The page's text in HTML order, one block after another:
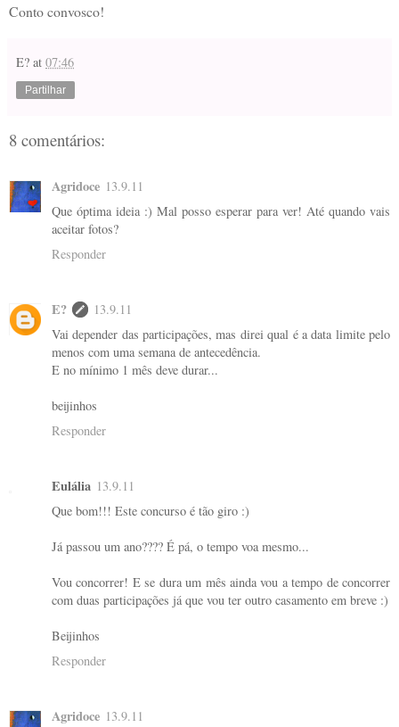
Conto convosco!
E? at 07:46
Partilhar
8 comentários:
Agridoce 13.9.11
Que óptima ideia :) Mal posso esperar para ver! Até quando vais
aceitar fotos?
Responder
E?
13.9.11
Vai depender das participações, mas direi qual é a data limite pelo
menos com uma semana de antecedência.
E no mínimo 1 mês deve durar...
beijinhos
Responder
Eulália 13.9.11
Que bom!!! Este concurso é tão giro :)
Já passou um ano???? É pá, o tempo voa mesmo...
Vou concorrer! E se dura um mês ainda vou a tempo de concorrer
com duas participações já que vou ter outro casamento em breve :)
Beijinhos
Responder
Agridoce 13.9.11